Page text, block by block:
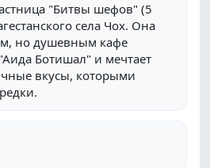
"Битвы шефов" (5
села Чох. Она
но душевным кафе
Ботишал" и мечтает
вкусы, которыми